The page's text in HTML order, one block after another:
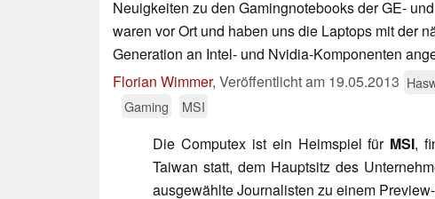
Neuigkeiten zu den Gamingnotebooks der GE-
waren vor Ort und haben uns die Laptops mit der
Generation an Intel- und Nvidia-Komponenten
Florian Wimmer, Veröffentlicht am 19.05.2013
Gaming
MSI
Die Computex ist ein Heimspiel für MSI,
Taiwan statt, dem Hauptsitz des
ausgewählte Journalisten zu einem